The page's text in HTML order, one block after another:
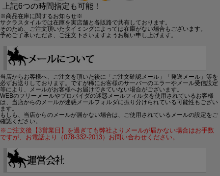
上記6つの時間指定も可能！
※商品在庫に関するお知らせ※
サクラスタイルでは在庫を実店舗と各販路で共有しております。
そのため、ご注文頂いたタイミングによっては在庫がない場合もございます。
予めご了承いただき、ご注文下さいますようお願い申し上げます。
当店からお客様へ、ご注文を頂いた後に「ご注文確認メール」「発送メール」等を
必ずお送りしております。ですが稀にお客様のサーバーのエラーやメール受信設定
等により、メールがお客様へお届けできていない場合がございます。
WEBのフリーメールやプロバイダの迷惑メールフィルタを使用されているお客様
は、当店からのメールが迷惑メールフォルダに振り分けられている可能性もござい
ます。
もしも、当店からのメールが届かない場合は、ご使用されているメールの設定をご
確認ください。
※ご注文後【3営業日】を過ぎても弊社よりメールが届かない場合はお手数
ですが、お電話より（078-332-2013）お問い合わせください。